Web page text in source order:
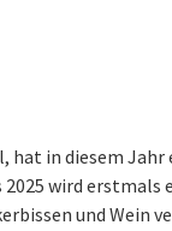
in diesem
wird
und Wein